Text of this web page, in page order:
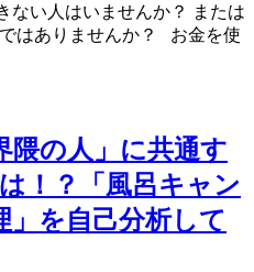
い人はいませんか？ または
はありませんか？ お金を使
隈の人」に共通す
！？「風呂キャン
」を自己分析して